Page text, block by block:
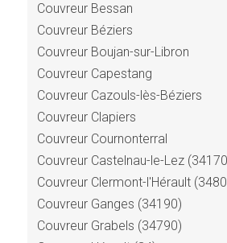
Couvreur Bessan
Couvreur Béziers
Couvreur Boujan-sur-Libron
Couvreur Capestang
Couvreur Cazouls-lès-Béziers
Couvreur Clapiers
Couvreur Cournonterral
Couvreur Castelnau-le-Lez
Couvreur Clermont-l'Hérault
Couvreur Ganges (34190)
Couvreur Grabels (34790)